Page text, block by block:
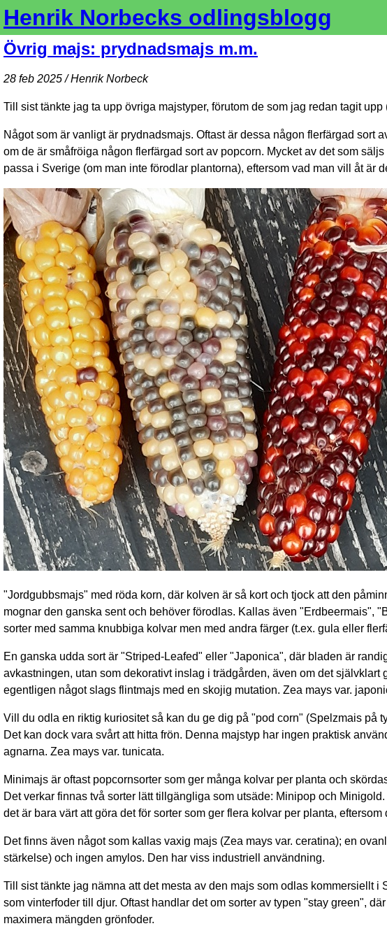
Henrik Norbecks odlingsblogg
Övrig majs: prydnadsmajs m.m.
28 feb 2025 / Henrik Norbeck
Till sist tänkte jag ta upp övriga majstyper, förutom de som jag redan tagit upp
Något som är vanligt är prydnadsmajs. Oftast är dessa någon flerfärgad sort
om de är småfröiga någon flerfärgad sort av popcorn. Mycket av det som
passa i Sverige (om man inte förodlar plantorna), eftersom vad man vill åt är
"Jordgubbsmajs" med röda korn, där kolven är så kort och tjock att den
mognar den ganska sent och behöver förodlas. Kallas även "Erdbeermais",
sorter med samma knubbiga kolvar men med andra färger (t.ex. gula eller
En ganska udda sort är "Striped-Leafed" eller "Japonica", där bladen är
avkastningen, utan som dekorativt inslag i trädgården, även om det
egentligen något slags flintmajs med en skojig mutation. Zea mays var.
Vill du odla en riktig kuriositet så kan du ge dig på "pod corn" (Spelzmais på
Det kan dock vara svårt att hitta frön. Denna majstyp har ingen praktisk
agnarna. Zea mays var. tunicata.
Minimajs är oftast popcornsorter som ger många kolvar per planta och
Det verkar finnas två sorter lätt tillgängliga som utsäde: Minipop och
det är bara värt att göra det för sorter som ger flera kolvar per planta,
Det finns även något som kallas vaxig majs (Zea mays var. ceratina); en
stärkelse) och ingen amylos. Den har viss industriell användning.
Till sist tänkte jag nämna att det mesta av den majs som odlas kommersiellt
som vinterfoder till djur. Oftast handlar det om sorter av typen "stay green",
maximera mängden grönfoder.